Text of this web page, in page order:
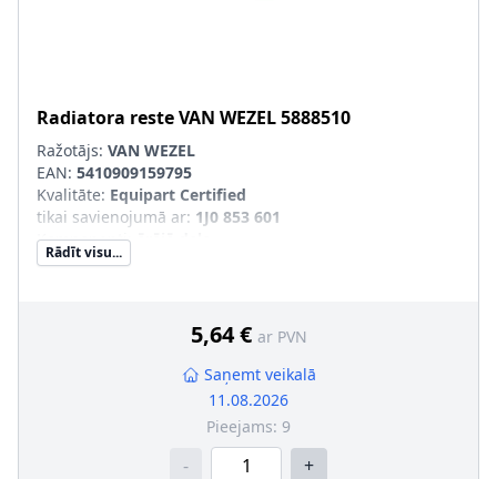
Radiatora resteVAN WEZEL5888510
Ražotājs: VAN WEZEL
EAN: 5410909159795
Kvalitāte: Equipart Certified
tikai savienojumā ar: 1J0 853 601
Komponenti:
Garantija:ar pielāgotas formas garantiju
Rādīt visu...
5,64 € ar PVN
Saņemt veikalā
11.08.2026
Pieejams: 9
- +